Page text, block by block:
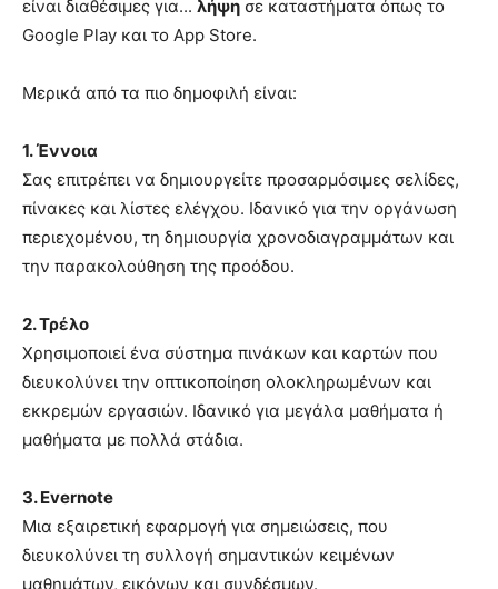
είναι διαθέσιμες για... λήψη σε καταστήματα όπως το
Google Play και το App Store.
Μερικά από τα πιο δημοφιλή είναι:
1. Έννοια
Σας επιτρέπει να δημιουργείτε προσαρμόσιμες σελίδες,
πίνακες και λίστες ελέγχου. Ιδανικό για την οργάνωση
περιεχομένου, τη δημιουργία χρονοδιαγραμμάτων και
την παρακολούθηση της προόδου.
2. Τρέλο
Χρησιμοποιεί ένα σύστημα πινάκων και καρτών που
διευκολύνει την οπτικοποίηση ολοκληρωμένων και
εκκρεμών εργασιών. Ιδανικό για μεγάλα μαθήματα ή
μαθήματα με πολλά στάδια.
3. Evernote
Μια εξαιρετική εφαρμογή για σημειώσεις, που
διευκολύνει τη συλλογή σημαντικών κειμένων
μαθημάτων, εικόνων και συνδέσμων.